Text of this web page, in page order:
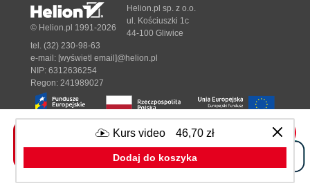
Kurs video 46,70 zł
Dodaj do koszyka
Designed with ♥ byTonik.pl
© Helion.pl 1991-2026
Helion.pl sp. z o.o.
ul. Kościuszki 1c
44-100 Gliwice
tel. (32) 230-98-63
e-mail: [wyświetl email]@helion.pl
NIP: 6312636254
Regon: 241989027